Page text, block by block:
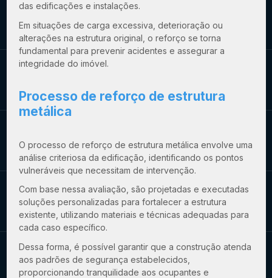
das edificações e instalações.
Em situações de carga excessiva, deterioração ou
alterações na estrutura original, o reforço se torna
fundamental para prevenir acidentes e assegurar a
integridade do imóvel.
Processo de reforço de estrutura
metálica
O processo de reforço de estrutura metálica envolve uma
análise criteriosa da edificação, identificando os pontos
vulneráveis que necessitam de intervenção.
Com base nessa avaliação, são projetadas e executadas
soluções personalizadas para fortalecer a estrutura
existente, utilizando materiais e técnicas adequadas para
cada caso específico.
Dessa forma, é possível garantir que a construção atenda
aos padrões de segurança estabelecidos,
proporcionando tranquilidade aos ocupantes e